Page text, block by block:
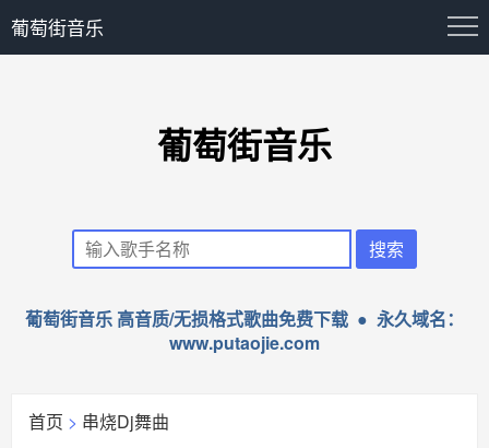
葡萄街音乐
葡萄街音乐
葡萄街音乐 高音质/无损格式歌曲免费下载 ● 永久域名：
www.putaojie.com
首页 > 串烧Dj舞曲